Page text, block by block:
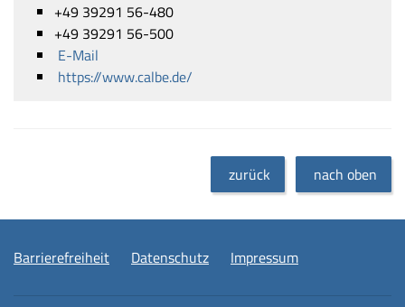
+49 39291 56-480
+49 39291 56-500
E-Mail
https://www.calbe.de/
zurück nach oben
Barrierefreiheit Datenschutz Impressum